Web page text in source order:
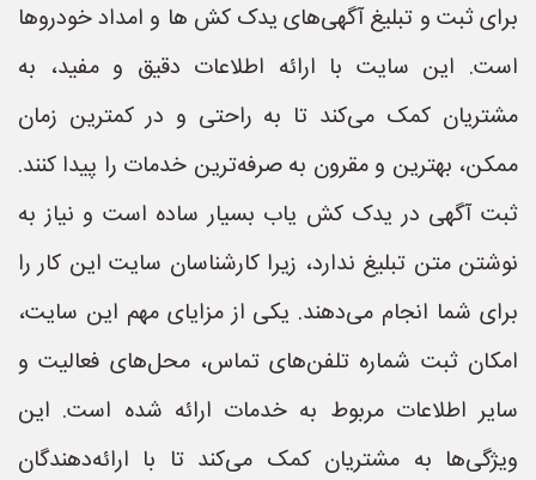
برای ثبت و تبلیغ آگهی‌های یدک کش ها و امداد خودروها
است. این سایت با ارائه اطلاعات دقیق و مفید، به
مشتریان کمک می‌کند تا به راحتی و در کمترین زمان
ممکن، بهترین و مقرون به صرفه‌ترین خدمات را پیدا کنند.
ثبت آگهی در یدک کش یاب بسیار ساده است و نیاز به
نوشتن متن تبلیغ ندارد، زیرا کارشناسان سایت این کار را
برای شما انجام می‌دهند. یکی از مزایای مهم این سایت،
امکان ثبت شماره تلفن‌های تماس، محل‌های فعالیت و
سایر اطلاعات مربوط به خدمات ارائه شده است. این
ویژگی‌ها به مشتریان کمک می‌کند تا با ارائه‌دهندگان